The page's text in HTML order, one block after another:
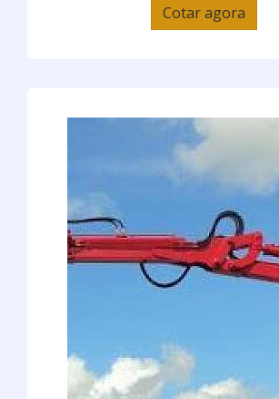
Cotar agora